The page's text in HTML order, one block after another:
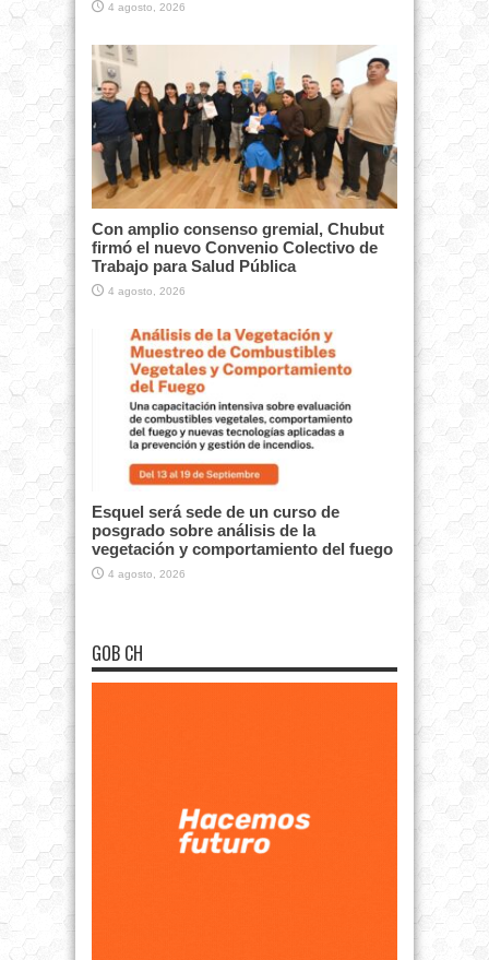
4 agosto, 2026
Con amplio consenso gremial, Chubut
firmó el nuevo Convenio Colectivo de
Trabajo para Salud Pública
4 agosto, 2026
Esquel será sede de un curso de
posgrado sobre análisis de la
vegetación y comportamiento del fuego
4 agosto, 2026
GOB CH